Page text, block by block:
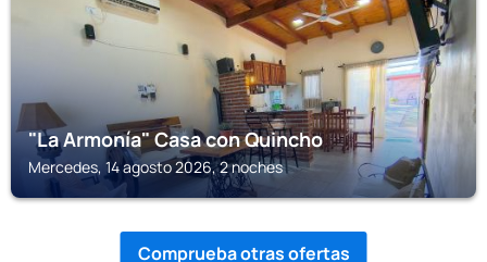
"La Armonía" Casa con Quincho
Mercedes, 14 agosto 2026, 2 noches
Comprueba otras ofertas